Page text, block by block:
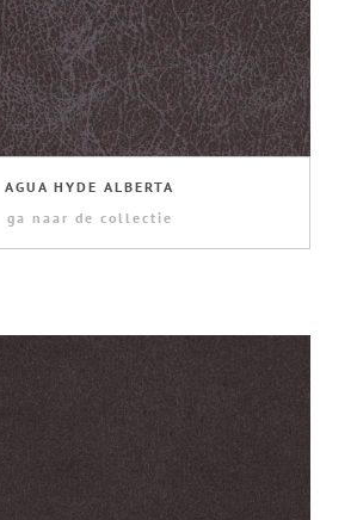
AGUA HYDE ALBERTA
ga naar de collectie